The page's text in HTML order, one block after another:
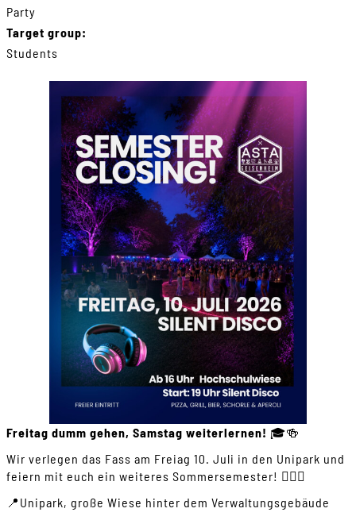
Party
Target group:
Students
Freitag dumm gehen, Samstag weiterlernen! 🎓🍻
Wir verlegen das Fass am Freiag 10. Juli in den Unipark und
feiern mit euch ein weiteres Sommersemester! 🧚🏻‍♀️
📍Unipark, große Wiese hinter dem Verwaltungsgebäude